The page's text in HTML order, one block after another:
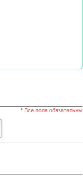
* Все поля обязательны